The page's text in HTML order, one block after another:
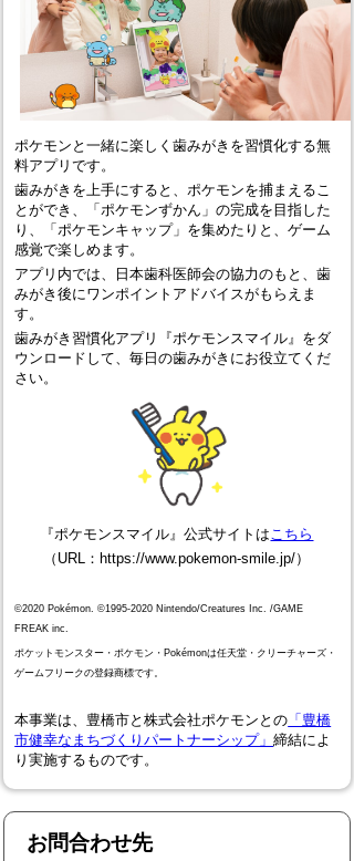
ポケモンと一緒に楽しく歯みがきを習慣化する無
料アプリです。
歯みがきを上手にすると、ポケモンを捕まえるこ
とができ、「ポケモンずかん」の完成を目指した
り、「ポケモンキャップ」を集めたりと、ゲーム
感覚で楽しめます。
アプリ内では、日本歯科医師会の協力のもと、歯
みがき後にワンポイントアドバイスがもらえま
す。
歯みがき習慣化アプリ『ポケモンスマイル』をダ
ウンロードして、毎日の歯みがきにお役立てくだ
さい。
『ポケモンスマイル』公式サイトは こちら
（URL：https://www.pokemon-smile.jp/）
©2020 Pokémon. ©1995-2020 Nintendo/Creatures Inc. /GAME
FREAK inc.
ポケットモンスター・ポケモン・Pokémonは任天堂・クリーチャーズ・
ゲームフリークの登録商標です。
本事業は、豊橋市と株式会社ポケモンとの 「豊橋
市健幸なまちづくりパートナーシップ」締結によ
り実施するものです。
お問合わせ先